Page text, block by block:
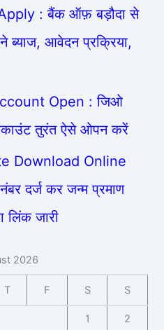
: बैंक ऑफ़ बड़ौदा से
ब्याज, आवेदन प्रक्रिया,
Open : जिओ
तुरंत ऐसे ओपन करें
Download Online
दर्ज कर जन्म प्रमाण
लिंक जारी
2026
T F S S
1 2